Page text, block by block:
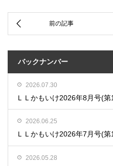
バックナンバー
2026.07.30
ＬＬかもいけ2026年8月号(
2026.06.25
ＬＬかもいけ2026年7月号(
2026.05.28